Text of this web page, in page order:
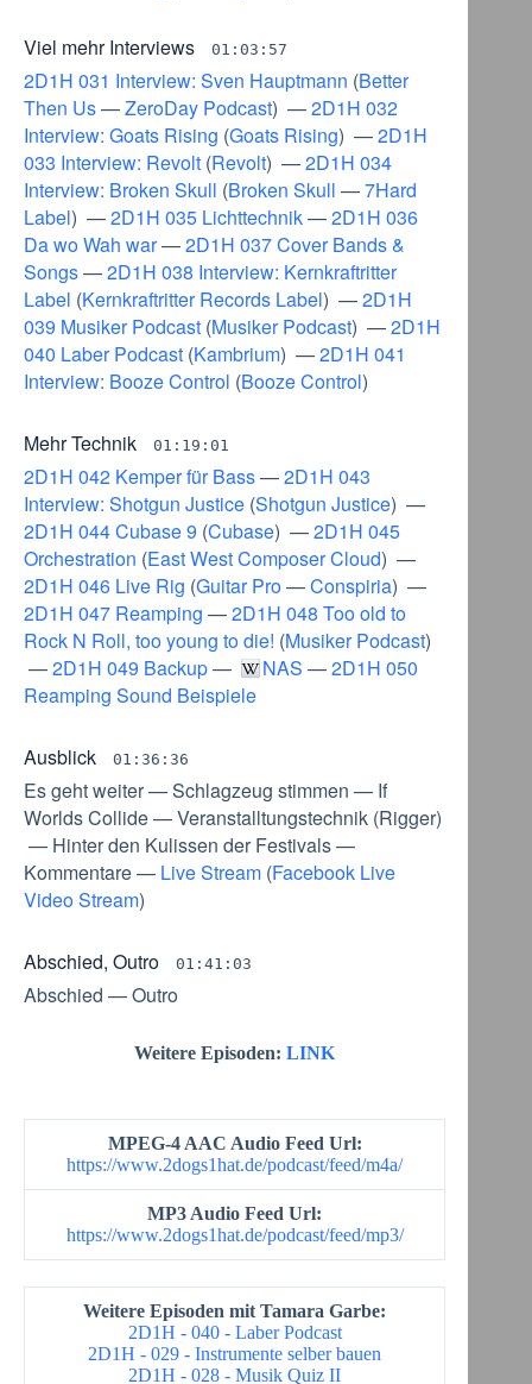
Viel mehr Interviews 01:03:57
2D1H 031 Interview: Sven Hauptmann (Better
Then Us—ZeroDay Podcast) —2D1H 032
Interview: Goats Rising (Goats Rising) —2D1H
033 Interview: Revolt (Revolt) —2D1H 034
Interview: Broken Skull (Broken Skull —7Hard
Label) —2D1H 035 Lichttechnik—2D1H 036
Da wo Wah war—2D1H 037 Cover Bands &
Songs—2D1H 038 Interview: Kernkraftritter
Label (Kernkraftritter Records Label) —2D1H
039 Musiker Podcast (Musiker Podcast) —2D1H
040 Laber Podcast (Kambrium) —2D1H 041
Interview: Booze Control (Booze Control)
Mehr Technik 01:19:01
2D1H 042 Kemper für Bass—2D1H 043
Interview: Shotgun Justice (Shotgun Justice) —
2D1H 044 Cubase 9 (Cubase) —2D1H 045
Orchestration (East West Composer Cloud) —
2D1H 046 Live Rig (Guitar Pro—Conspiria) —
2D1H 047 Reamping —2D1H 048 Too old to
Rock N Roll, too young to die! (Musiker Podcast)
—2D1H 049 Backup— NAS —2D1H 050
Reamping Sound Beispiele
Ausblick 01:36:36
Es geht weiter—Schlagzeug stimmen — If
Worlds Collide—Veranstalltungstechnik (Rigger)
— Hinter den Kulissen der Festivals—
Kommentare— Live Stream (Facebook Live
Video Stream)
Abschied, Outro 01:41:03
Abschied —Outro
Weitere Episoden: LINK
MPEG-4 AAC Audio Feed Url:
https://www.2dogs1hat.de/podcast/feed/m4a/
MP3 Audio Feed Url:
https://www.2dogs1hat.de/podcast/feed/mp3/
Weitere Episoden mit Tamara Garbe:
2D1H - 040 - Laber Podcast
2D1H - 029 - Instrumente selber bauen
2D1H - 028 - Musik Quiz II